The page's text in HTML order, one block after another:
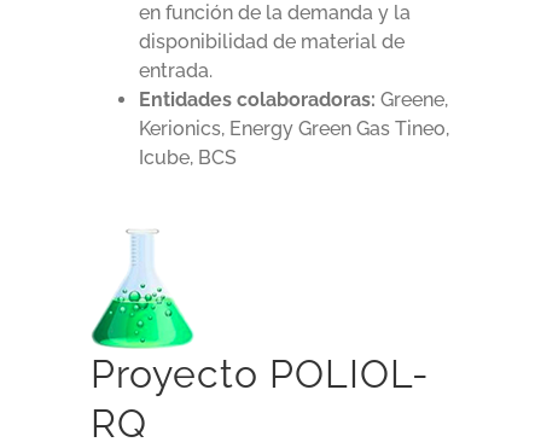
en función de la demanda y la
disponibilidad de material de
entrada.
Entidades colaboradoras: Greene,
Kerionics, Energy Green Gas Tineo,
Icube, BCS
Proyecto POLIOL-
RQ